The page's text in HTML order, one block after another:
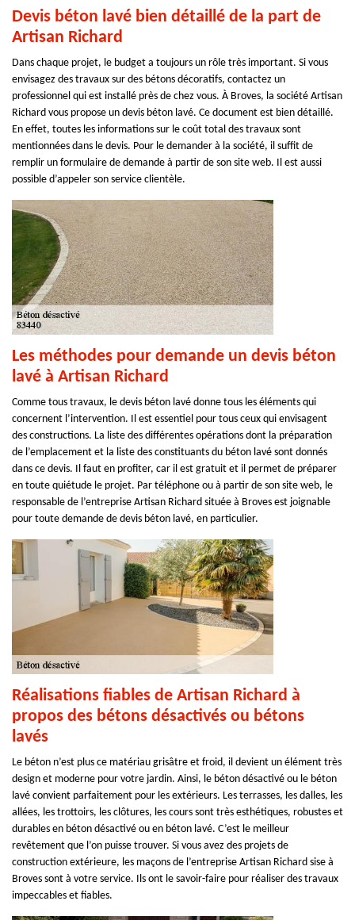
Devis béton lavé bien détaillé de la part de
Artisan Richard
Dans chaque projet, le budget a toujours un rôle très important. Si vous
envisagez des travaux sur des bétons décoratifs, contactez un
professionnel qui est installé près de chez vous. À Broves, la société Artisan
Richard vous propose un devis béton lavé. Ce document est bien détaillé.
En effet, toutes les informations sur le coût total des travaux sont
mentionnées dans le devis. Pour le demander à la société, il suffit de
remplir un formulaire de demande à partir de son site web. Il est aussi
possible d’appeler son service clientèle.
Les méthodes pour demande un devis béton
lavé à Artisan Richard
Comme tous travaux, le devis béton lavé donne tous les éléments qui
concernent l’intervention. Il est essentiel pour tous ceux qui envisagent
des constructions. La liste des différentes opérations dont la préparation
de l’emplacement et la liste des constituants du béton lavé sont donnés
dans ce devis. Il faut en profiter, car il est gratuit et il permet de préparer
en toute quiétude le projet. Par téléphone ou à partir de son site web, le
responsable de l’entreprise Artisan Richard située à Broves est joignable
pour toute demande de devis béton lavé, en particulier.
Réalisations fiables de Artisan Richard à
propos des bétons désactivés ou bétons
lavés
Le béton n’est plus ce matériau grisâtre et froid, il devient un élément très
design et moderne pour votre jardin. Ainsi, le béton désactivé ou le béton
lavé convient parfaitement pour les extérieurs. Les terrasses, les dalles, les
allées, les trottoirs, les clôtures, les cours sont très esthétiques, robustes et
durables en béton désactivé ou en béton lavé. C’est le meilleur
revêtement que l’on puisse trouver. Si vous avez des projets de
construction extérieure, les maçons de l’entreprise Artisan Richard sise à
Broves sont à votre service. Ils ont le savoir-faire pour réaliser des travaux
impeccables et fiables.